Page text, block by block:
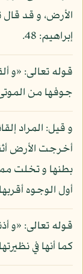
الأرض، و قد قال
إبراهيم: 48.
قوله تعالى: «و
جوفها من
و قيل: المراد
بطنها و تخلت
أول الوجوه
قوله تعالى: «و
كما أنها في